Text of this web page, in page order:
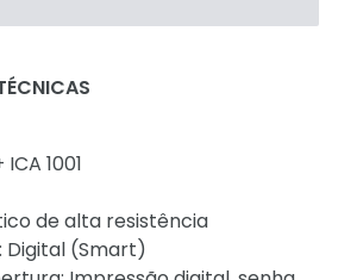
1001
de alta resistência
Digital (Smart)